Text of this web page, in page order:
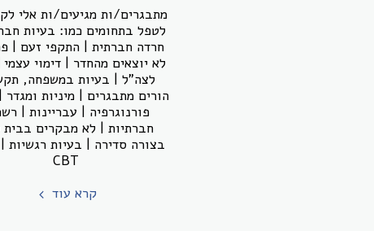
מתבגרים/ות מגיעים/ות אלי
לטפל בתחומים כמו: בעיות
חרדה חברתית | התקפי זעם |
לא יוצאים מהחדר | דימוי
לצה"ל | בעיות במשפחה,
הורים מתבגרים | מיניות
פורנוגרפיה | עבריינות |
חברתיות | לא מבקרים
בצורה סדירה | בעיות רגשיות
CBT
קרא עוד